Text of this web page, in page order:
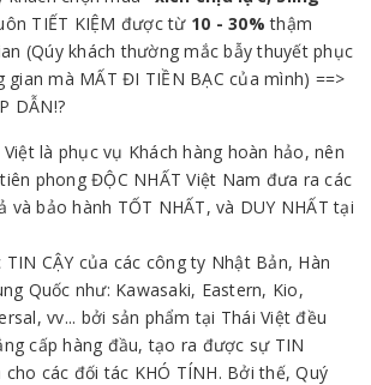
TIẾT KIỆM được từ 10 - 30%thậm
(Qúy khách thường mắc bẫy thuyết phục
mà MẤT ĐI TIỀN BẠC của mình) ==>
DẪN!?
là phục vụ Khách hàng hoàn hảo, nên
phong ĐỘC NHẤT Việt Nam đưa ra các
và bảo hành TỐT NHẤT, và DUY NHẤT tại
TIN CẬY của các công ty Nhật Bản, Hàn
Quốc như: Kawasaki, Eastern, Kio,
vv... bởi sản phẩm tại Thái Việt đều
cấp hàng đầu, tạo ra được sự TIN
các đối tác KHÓ TÍNH. Bởi thế, Quý